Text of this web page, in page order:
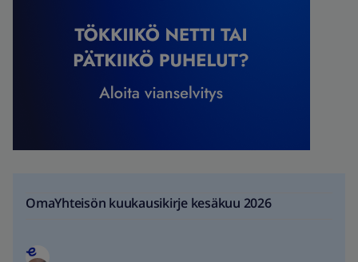
OmaYhteisön kuukausikirje kesäkuu 2026